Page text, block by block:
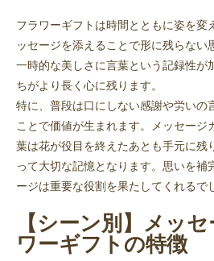
フラワーギフトは時間とともに姿を変
ッセージを添えることで形に残らない
一時的な美しさに言葉という記録性が
ちがより長く心に残ります。
特に、普段は口にしない感謝や労いの
ことで価値が生まれます。メッセージ
葉は花が役目を終えたあとも手元に残
って大切な記憶となります。思いを補
ージは重要な役割を果たしてくれるで
【シーン別】メッ
ワーギフトの特徴